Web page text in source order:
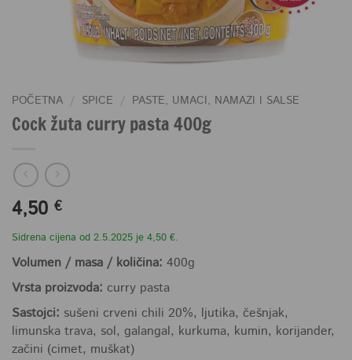
POČETNA / SPICE / PASTE, UMACI, NAMAZI I SALSE
Cock žuta curry pasta 400g
4,50 €
Sidrena cijena od 2.5.2025 je 4,50 €.
Volumen / masa / količina: 400g
Vrsta proizvoda: curry pasta
Sastojci: sušeni crveni chili 20%, ljutika, češnjak,
limunska trava, sol, galangal, kurkuma, kumin, korijander,
začini (cimet, muškat)